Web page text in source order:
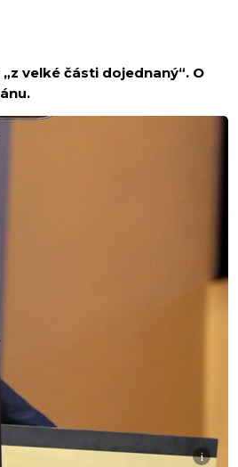
velké části dojednaný“. O
i